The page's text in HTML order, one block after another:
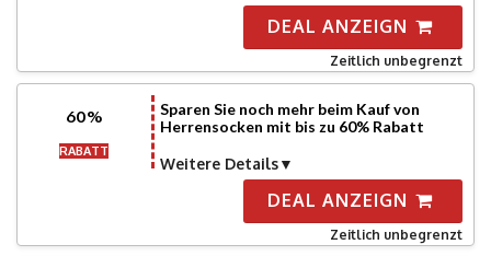
DEAL ANZEIGN
Zeitlich unbegrenzt
60%
RABATT
Sparen Sie noch mehr beim Kauf von
Herrensocken mit bis zu 60% Rabatt
Weitere Details
DEAL ANZEIGN
Zeitlich unbegrenzt